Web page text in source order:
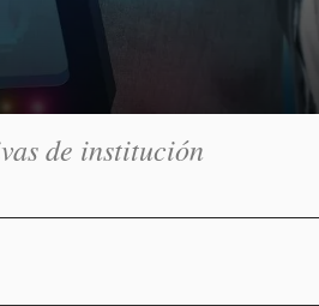
de institución